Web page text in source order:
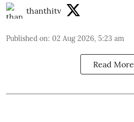
thanthitv
Published on: 02 Aug 2026, 5:23 am
Read More